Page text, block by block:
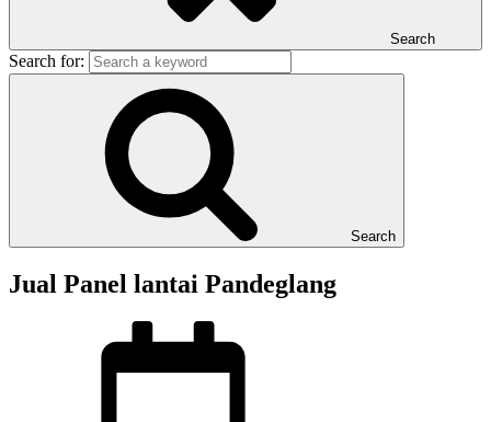
Search
Search for:
Search
Jual Panel lantai Pandeglang